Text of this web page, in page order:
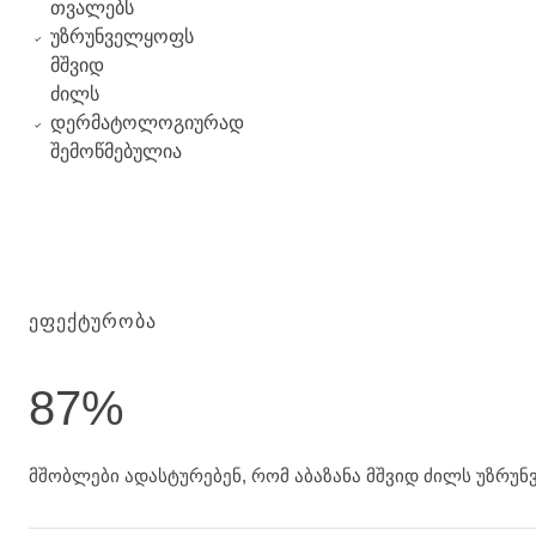
თვალებს
უზრუნველყოფს
მშვიდ
ძილს
დერმატოლოგიურად
შემოწმებულია
ᲔᲤᲔᲥᲢᲣᲠᲝᲑᲐ
87%
მშობლები ადასტურებენ, რომ აბაზანა მშვიდ ძილს